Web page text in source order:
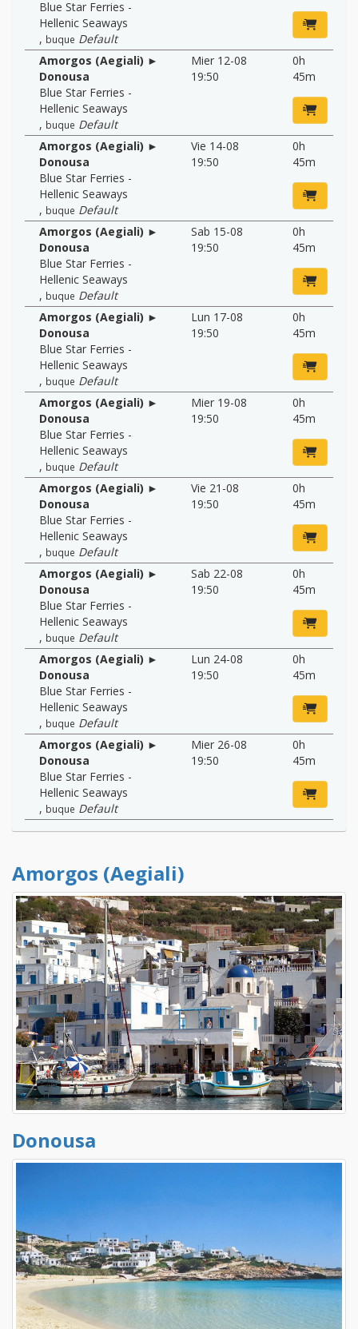
Blue Star Ferries -
Hellenic Seaways
, buque Default
Amorgos (Aegiali) ►
Donousa
Blue Star Ferries -
Hellenic Seaways
, buque Default
Mier 12-08
19:50
0h
45m
Amorgos (Aegiali) ►
Donousa
Blue Star Ferries -
Hellenic Seaways
, buque Default
Vie 14-08
19:50
0h
45m
Amorgos (Aegiali) ►
Donousa
Blue Star Ferries -
Hellenic Seaways
, buque Default
Sab 15-08
19:50
0h
45m
Amorgos (Aegiali) ►
Donousa
Blue Star Ferries -
Hellenic Seaways
, buque Default
Lun 17-08
19:50
0h
45m
Amorgos (Aegiali) ►
Donousa
Blue Star Ferries -
Hellenic Seaways
, buque Default
Mier 19-08
19:50
0h
45m
Amorgos (Aegiali) ►
Donousa
Blue Star Ferries -
Hellenic Seaways
, buque Default
Vie 21-08
19:50
0h
45m
Amorgos (Aegiali) ►
Donousa
Blue Star Ferries -
Hellenic Seaways
, buque Default
Sab 22-08
19:50
0h
45m
Amorgos (Aegiali) ►
Donousa
Blue Star Ferries -
Hellenic Seaways
, buque Default
Lun 24-08
19:50
0h
45m
Amorgos (Aegiali) ►
Donousa
Blue Star Ferries -
Hellenic Seaways
, buque Default
Mier 26-08
19:50
0h
45m
Amorgos (Aegiali)
Donousa